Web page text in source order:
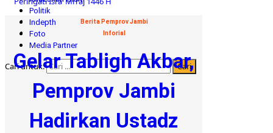
Politik
Indepth
Foto
Media Partner
Cari untuk:
Berita Pemprov Jambi
Inforial
Gelar Tabligh Akbar,
Pemprov Jambi
Hadirkan Ustadz